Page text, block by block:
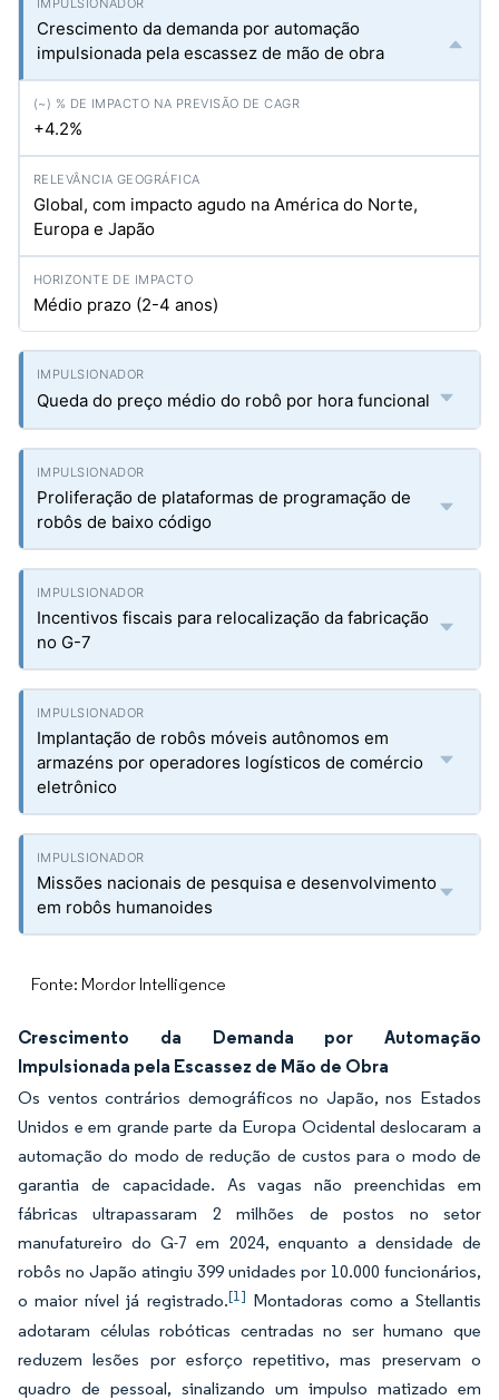
Crescimento da demanda por automação
impulsionada pela escassez de mão de obra
+4.2%
Global, com impacto agudo na América do Norte,
Europa e Japão
Médio prazo (2-4 anos)
Queda do preço médio do robô por hora funcional
Proliferação de plataformas de programação de
robôs de baixo código
Incentivos fiscais para relocalização da fabricação
no G-7
Implantação de robôs móveis autônomos em
armazéns por operadores logísticos de comércio
eletrônico
Missões nacionais de pesquisa e desenvolvimento
em robôs humanoides
Fonte: Mordor Intelligence
Crescimento da Demanda por Automação
Impulsionada pela Escassez de Mão de Obra
Os ventos contrários demográficos no Japão, nos Estados
Unidos e em grande parte da Europa Ocidental deslocaram a
automação do modo de redução de custos para o modo de
garantia de capacidade. As vagas não preenchidas em
fábricas ultrapassaram 2 milhões de postos no setor
manufatureiro do G-7 em 2024, enquanto a densidade de
robôs no Japão atingiu 399 unidades por 10.000 funcionários,
o maior nível já registrado.[1] Montadoras como a Stellantis
adotaram células robóticas centradas no ser humano que
reduzem lesões por esforço repetitivo, mas preservam o
quadro de pessoal, sinalizando um impulso matizado em